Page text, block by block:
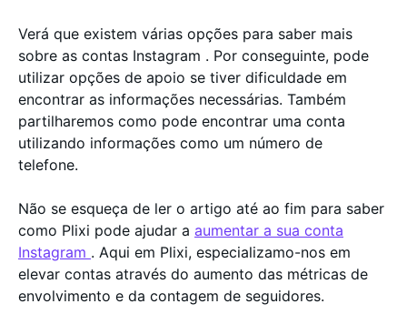
Verá que existem várias opções para saber mais
sobre as contas Instagram . Por conseguinte, pode
utilizar opções de apoio se tiver dificuldade em
encontrar as informações necessárias. Também
partilharemos como pode encontrar uma conta
utilizando informações como um número de
telefone.
Não se esqueça de ler o artigo até ao fim para saber
como Plixi pode ajudar a aumentar a sua conta
Instagram . Aqui em Plixi, especializamo-nos em
elevar contas através do aumento das métricas de
envolvimento e da contagem de seguidores.